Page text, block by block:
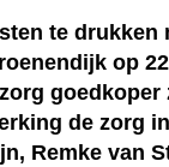
te
op
de zorg
Remke van